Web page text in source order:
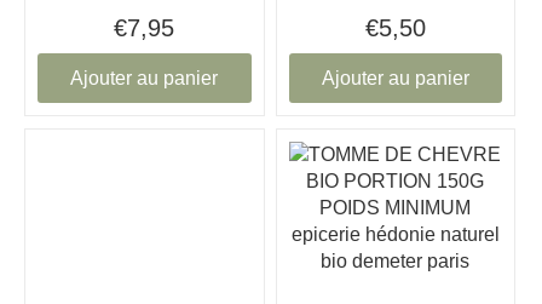
€7,95
Ajouter au panier
€5,50
Ajouter au panier